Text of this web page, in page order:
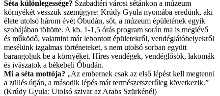
Séta különlegessége? Szabadtéri városi sétánkon a múzeum
környékét vesszük szemügyre: Krúdy Gyula nyomába eredünk, aki
élete utolsó három évét Óbudán, sőt, a múzeum épületének egyik
szobájában töltötte. A kb. 1-1,5 órás program során ma is meglévő
és működő, valamint már lebontott épületekről, vendéglátóhelyekről
mesélünk izgalmas történeteket, s nem utolsó sorban együtt
barangoljuk be a környéket. Híres vendégek, vendéglősök, lakomák
és ivászatok a békebeli Óbudán.
Mi a séta mottója? „Az embernek csak az első lépést kell megtenni
a züllés útján, a második lépés már természetszerűleg következik.”
(Krúdy Gyula: Utolsó szivar az Arabs Szürkénél)